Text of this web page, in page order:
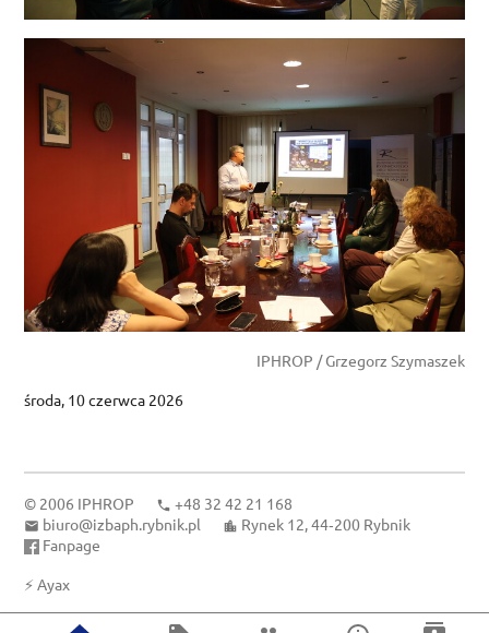
IPHROP / Grzegorz Szymaszek
środa, 10 czerwca 2026
© 2006 IPHROP
+48 32 42 21 168
biuro@izbaph.rybnik.pl
Rynek 12, 44‑200 Rybnik
Fanpage
⚡ Ayax